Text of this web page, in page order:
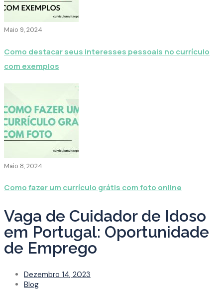
Maio 9, 2024
Como destacar seus interesses pessoais no currículo
com exemplos
Maio 8, 2024
Como fazer um currículo grátis com foto online
Vaga de Cuidador de Idoso
em Portugal: Oportunidade
de Emprego
Dezembro 14, 2023
Blog